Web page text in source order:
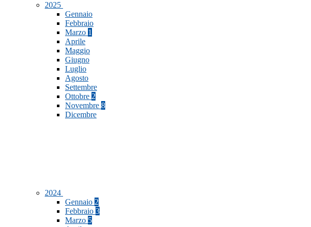
2025
Gennaio
Febbraio
Marzo 1
Aprile
Maggio
Giugno
Luglio
Agosto
Settembre
Ottobre 2
Novembre 8
Dicembre
2024
Gennaio 2
Febbraio 3
Marzo 5